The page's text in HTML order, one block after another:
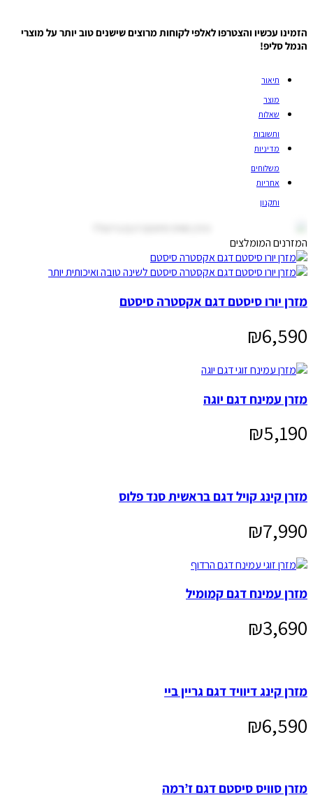
תיאור
מוצר
שאלות
ותשובות
מדיניות
משלוחים
אחריות
ותקנון
הזמינו עכשיו והצטרפו לאלפי לקוחות מרוצים שישנים טוב יותר על מוצרי
הנמל סליפ!
המזרנים המומלצים
מזרן יורו סיסטם דגם אקסטרה סיסטם
₪6,590
מזרן עמינח דגם יוגה
₪5,190
מזרן קינג קויל דגם בראשית סנד פלוס
₪7,990
מזרן עמינח דגם קמומיל
₪3,690
מזרן קינג דיוויד דגם גריין ביי
₪6,590
מזרן סוויס סיסטם דגם ז’רמה